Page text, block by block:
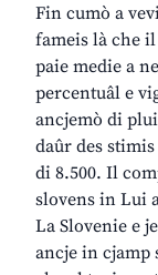
Fin cumò a
fameis là che
paie medie a
percentuâl e
ancjemò di
daûr des
di 8.500. Il
slovens in Lui
La Slovenie e
ancje in cjamp